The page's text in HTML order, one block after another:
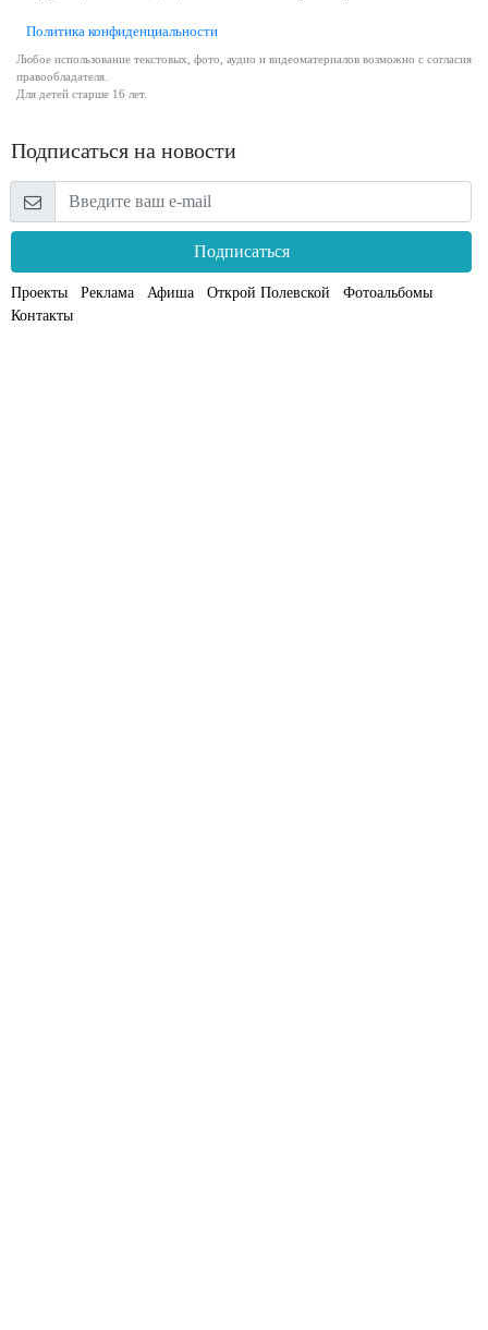
Политика конфиденциальности
Любое использование текстовых, фото, аудио и видеоматериалов возможно с согласия
правообладателя.
Для детей старше 16 лет.
Подписаться на новости
Подписаться
Проекты Реклама Афиша Открой Полевской
Фотоальбомы
Контакты